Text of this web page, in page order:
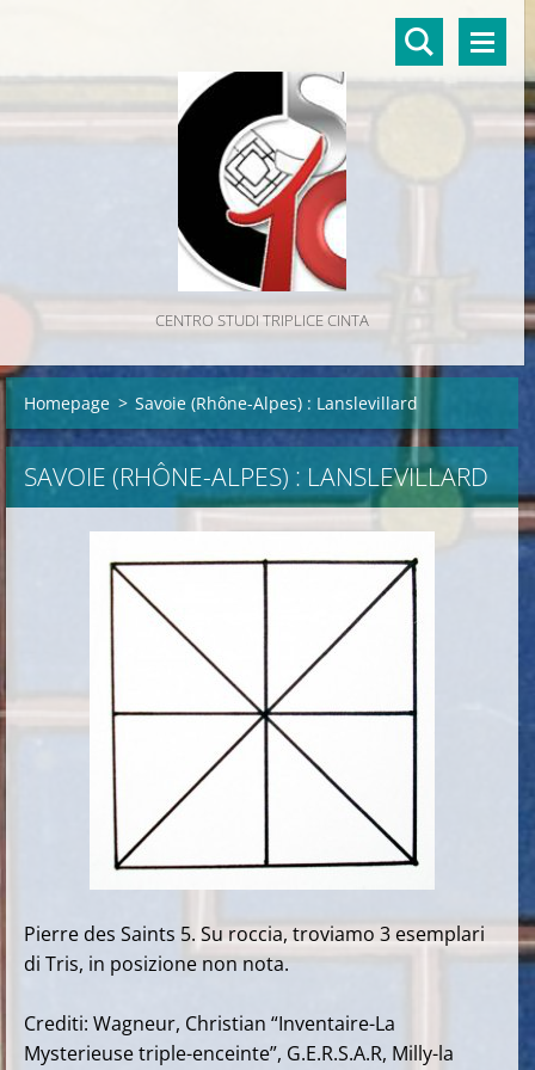
CENTRO STUDI TRIPLICE CINTA
Homepage > Savoie (Rhône-Alpes) : Lanslevillard
SAVOIE (RHÔNE-ALPES) : LANSLEVILLARD
Pierre des Saints 5. Su roccia, troviamo 3 esemplari
di Tris, in posizione non nota.
Crediti: Wagneur, Christian “Inventaire-La
Mysterieuse triple-enceinte”, G.E.R.S.A.R, Milly-la